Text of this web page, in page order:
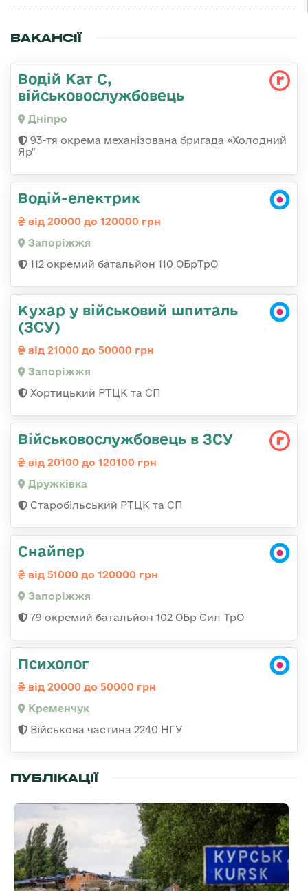
ВАКАНСІЇ
Водій Кат С,
військовослужбовець
Дніпро
93-тя окрема механізована бригада «Холодний
Яр"
Водій-електрик
від 20000 до 120000 грн
Запоріжжя
112 окремий батальйон 110 ОБрТрО
Кухар у військовий шпиталь
(ЗСУ)
від 21000 до 50000 грн
Запоріжжя
Хортицький РТЦК та СП
Військовослужбовець в ЗСУ
від 20100 до 120100 грн
Дружківка
Старобільський РТЦК та СП
Снайпер
від 51000 до 120000 грн
Запоріжжя
79 окремий батальйон 102 ОБр Сил ТрО
Психолог
від 20000 до 50000 грн
Кременчук
Військова частина 2240 НГУ
ПУБЛІКАЦІЇ